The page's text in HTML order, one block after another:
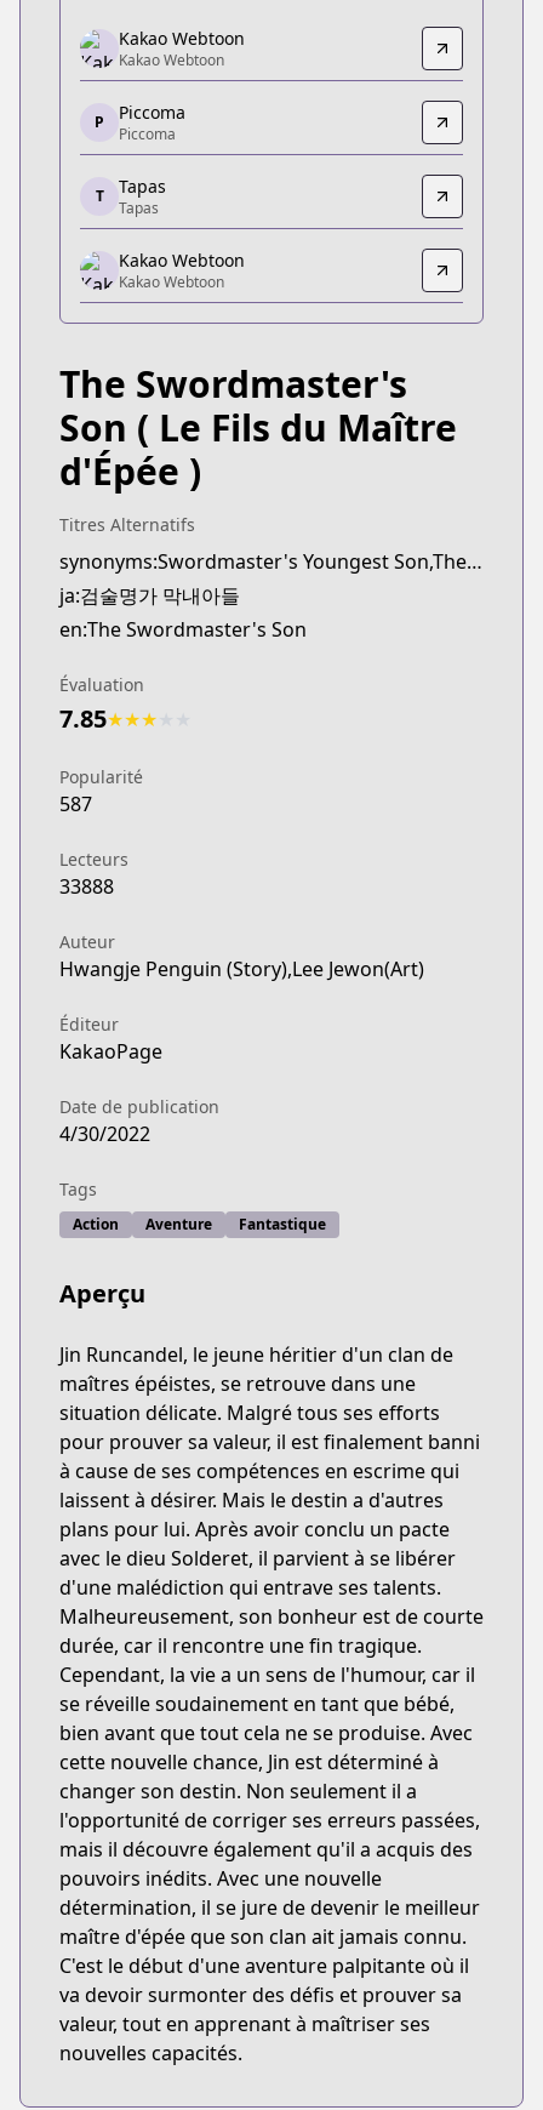
Kakao Webtoon
Kakao Webtoon
https://tw.kakaowebtoon.com/content/劍術名家的
Piccoma
Piccoma
https://piccoma.com/web/product/112347
Tapas
Tapas
https://tapas.io/series/the-swordmasters-son/info
Kakao Webtoon
Kakao Webtoon
KakaoPage
KakaoPage
https://page.kakao.com/content/59264548
Kakao Webtoon
Kakao Webtoon
P Piccoma
Piccoma
T Tapas
Tapas
Kakao Webtoon
Kakao Webtoon
The Swordmaster's
Son ( Le Fils du Maître
d'Épée )
Titres Alternatifs
synonyms:Swordmaster's Youngest Son,The Youngest Son of a Master Swordsman,Geomsul Myeongga Mangnaeadeul
ja:검술명가 막내아들
en:The Swordmaster's Son
Évaluation
7.85★★★
Popularité
587
Lecteurs
33888
Auteur
Hwangje Penguin (Story),Lee Jewon(Art)
Éditeur
KakaoPage
Date de publication
4/30/2022
Tags
Action Aventure Fantastique
Aperçu
Jin Runcandel, le jeune héritier d'un clan de
maîtres épéistes, se retrouve dans une
situation délicate. Malgré tous ses efforts
pour prouver sa valeur, il est finalement banni
à cause de ses compétences en escrime qui
laissent à désirer. Mais le destin a d'autres
plans pour lui. Après avoir conclu un pacte
avec le dieu Solderet, il parvient à se libérer
d'une malédiction qui entrave ses talents.
Malheureusement, son bonheur est de courte
durée, car il rencontre une fin tragique.
Cependant, la vie a un sens de l'humour, car il
se réveille soudainement en tant que bébé,
bien avant que tout cela ne se produise. Avec
cette nouvelle chance, Jin est déterminé à
changer son destin. Non seulement il a
l'opportunité de corriger ses erreurs passées,
mais il découvre également qu'il a acquis des
pouvoirs inédits. Avec une nouvelle
détermination, il se jure de devenir le meilleur
maître d'épée que son clan ait jamais connu.
C'est le début d'une aventure palpitante où il
va devoir surmonter des défis et prouver sa
valeur, tout en apprenant à maîtriser ses
nouvelles capacités.